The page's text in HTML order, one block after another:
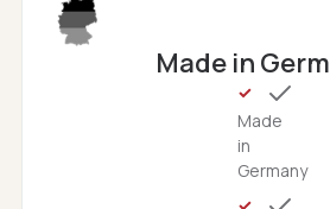
Made in
Made
in
Germany